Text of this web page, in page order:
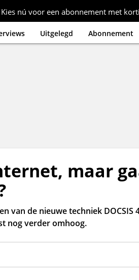
Kies nú voor een abonnement met
Uitgelegd Abonnement
maar
van de nieuwe techniek DOCSIS
nog verder omhoog.